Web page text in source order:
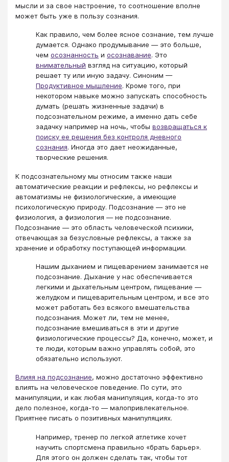
мысли и за свое настроение, то соотношение вполне
может быть уже в пользу сознания.
Как правило, чем более ясное сознание, тем лучше
думается. Однако продумывание — это больше,
чем осознанность и осознавание. Это
внимательный взгляд на ситуацию, который
решает ту или иную задачу. Синоним —
Продуктивное мышление. Кроме того, при
некотором навыке можно запускать способность
думать (решать жизненные задачи) в
подсознательном режиме, а именно дать себе
задачку например на ночь, чтобы возвращаться к
поиску ее решения без контроля дневного
сознания. Иногда это дает неожиданные,
творческие решения.
К подсознательному мы относим также наши
автоматические реакции и рефлексы, но рефлексы и
автоматизмы не физиологические, а имеющие
психологическую природу. Подсознание — это не
физиология, а физиология — не подсознание.
Подсознание — это область человеческой психики,
отвечающая за безусловные рефлексы, а также за
хранение и обработку поступающей информации.
Нашим дыханием и пищеварением занимается не
подсознание. Дыхание у нас обеспечивается
легкими и дыхательным центром, пищевание —
желудком и пищеварительным центром, и все это
может работать без всякого вмешательства
подсознания. Может ли, тем не менее,
подсознание вмешиваться в эти и другие
физиологические процессы? Да, конечно, может, и
те люди, которым важно управлять собой, это
обязательно используют.
Влияя на подсознание, можно достаточно эффективно
влиять на человеческое поведение. По сути, это
манипуляции, и как любая манипуляция, когда-то это
дело полезное, когда-то — малопривлекательное.
Приятнее писать о позитивных манипуляциях.
Например, тренер по легкой атлетике хочет
научить спортсмена правильно «брать барьер».
Для этого он должен сделать так, чтобы тот